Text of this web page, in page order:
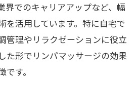
界でのキャリアアップなど、幅
を活用しています。特に自宅で
管理やリラクゼーションに役立
た形でリンパマッサージの効果
す。